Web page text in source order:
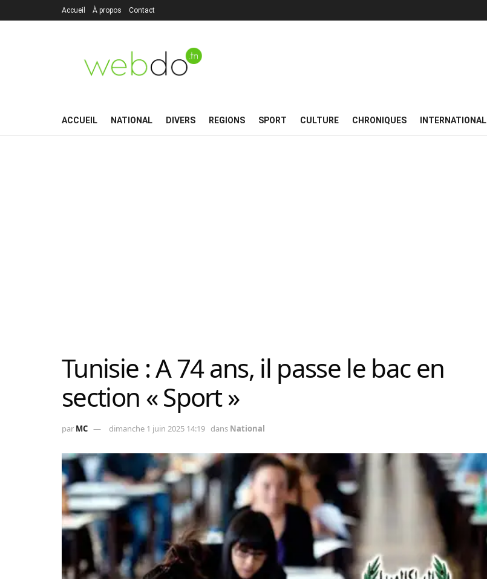
Accueil À propos Contact
ACCUEIL NATIONAL DIVERS REGIONS SPORT CULTURE CHRONIQUES INTERNATIONAL
Tunisie : A 74 ans, il passe le bac en
section « Sport »
par MC dimanche 1 juin 2025 14:19 dans National